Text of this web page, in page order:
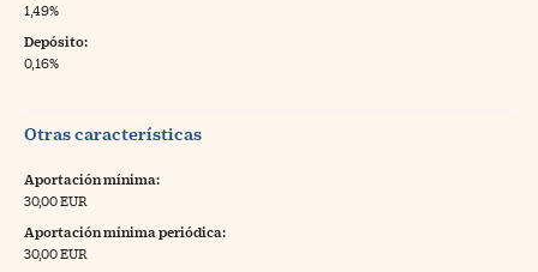
1,49%
Depósito:
0,16%
Otras características
Aportación mínima:
30,00 EUR
Aportación mínima periódica:
30,00 EUR